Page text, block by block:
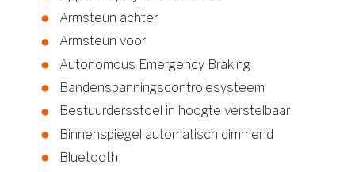
Armsteun achter
Armsteun voor
Autonomous Emergency Braking
Bandenspanningscontrolesysteem
Bestuurdersstoel in hoogte verstelbaar
Binnenspiegel automatisch dimmend
Bluetooth